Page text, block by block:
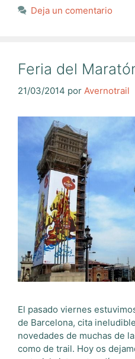
Deja un comentario
Feria del
21/03/2014 por Avernotrail
El pasado viernes
de Barcelona, cita
novedades de muchas de
como de trail. Hoy os